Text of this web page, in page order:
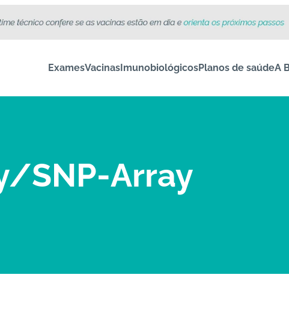
ExamesVacinasImunobiológicosPlanos de saúdeA
SNP-Array